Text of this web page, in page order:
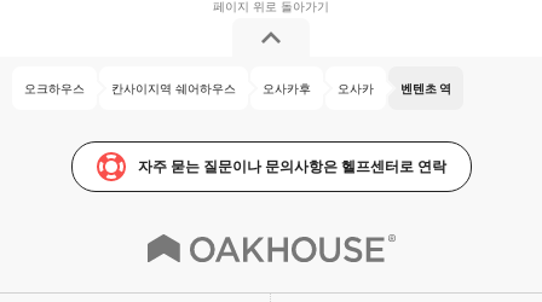
오크하우스 칸사이지역 쉐어하우스 오사카후 오사카 벤텐초 역
자주 묻는 질문이나 문의사항은 헬프센터로 연락